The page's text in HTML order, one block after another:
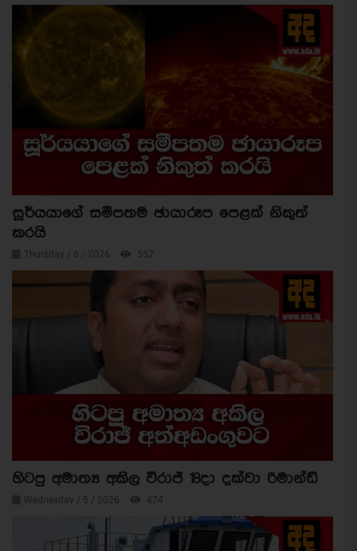
සූර්යයාගේ සමීපතම ඡායාරූප පෙළක් නිකුත්
කරයි
Thursday / 6 / 2026 552
හිටපු අමාත්‍ය අකිල විරාජ් 18දා දක්වා රිමාන්ඩ්
Wednesday / 5 / 2026 474